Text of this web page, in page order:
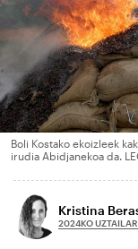
Boli Kostako ekoizleek
irudia Abidjanekoa da.
Kristina
2024KO